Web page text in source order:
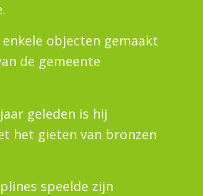
objecten gemaakt
de gemeente
geleden is hij
het gieten van bronzen
speelde zijn